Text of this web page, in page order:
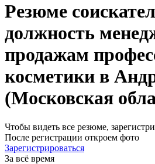
Резюме
должность
продажам
косметики в
(Московская
Чтобы видеть все резюме,
После регистрации откроем фото
Зарегистрироваться
За всё время